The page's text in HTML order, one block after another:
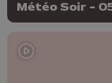
Météo Soir -